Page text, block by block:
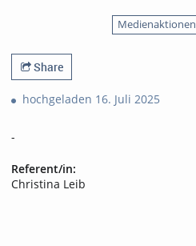
Medienaktionen
Share
hochgeladen 16. Juli 2025
-
Referent/in:
Christina Leib